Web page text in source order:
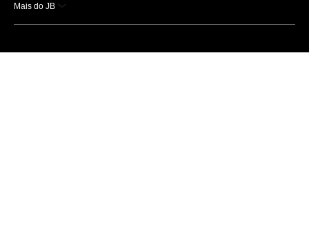
Mais do JB
Esportes